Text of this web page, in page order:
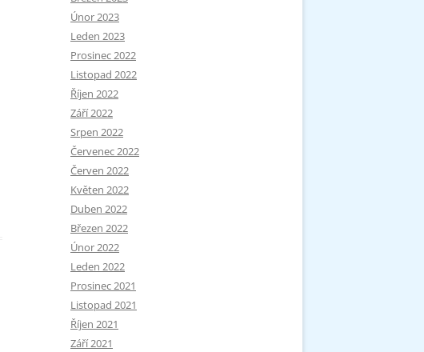
Únor 2023
Leden 2023
Prosinec 2022
Listopad 2022
Říjen 2022
Září 2022
Srpen 2022
Červenec 2022
Červen 2022
Květen 2022
Duben 2022
Březen 2022
Únor 2022
Leden 2022
Prosinec 2021
Listopad 2021
Říjen 2021
Září 2021